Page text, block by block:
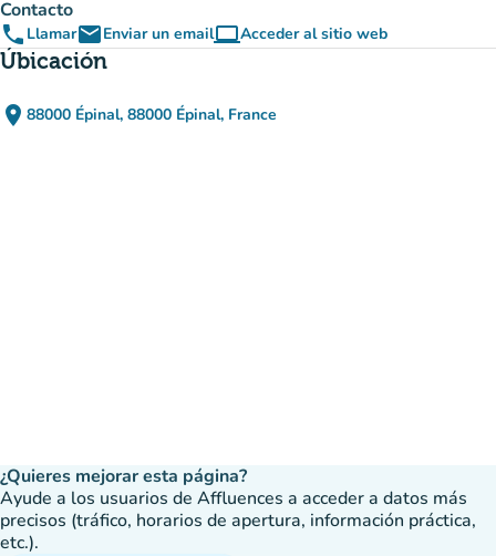
Contacto
phone LlamaremailEnviar un emailcomputerAcceder al sitio web
(nueva pestaña)
Úbicación
place 88000 Épinal, 88000 Épinal, France
(abrir en Google Maps)
(nueva pestaña)
¿Quieres mejorar esta página?
Ayude a los usuarios de Affluences a acceder a datos más
precisos (tráfico, horarios de apertura, información práctica,
etc.).